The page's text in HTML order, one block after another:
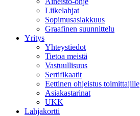
Liikelahjat
Sopimusasiakkuus
Graafinen suunnittelu
Yritys
Yhteystiedot
Tietoa meistä
Vastuullisuus
Sertifikaatit
Eettinen ohjeistus toimittajille
Asiakastarinat
UKK
Lahjakortti